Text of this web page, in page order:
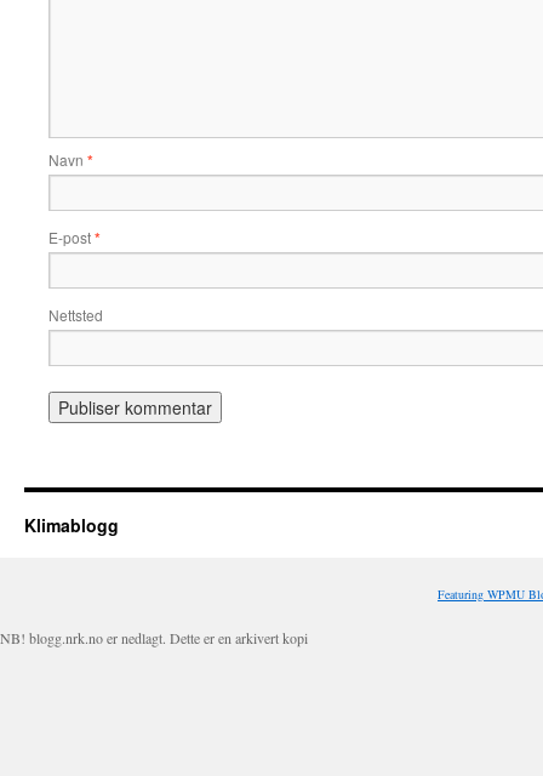
Navn *
E-post*
Nettsted
Klimablogg
Featuring WPMU
NB! blogg.nrk.no er nedlagt. Dette er en arkivert kopi